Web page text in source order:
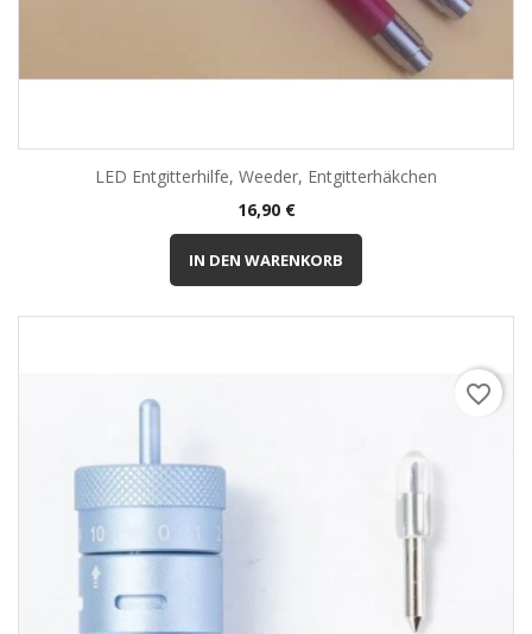
LED Entgitterhilfe, Weeder, Entgitterhäkchen
Preis
16,90 €
IN DEN WARENKORB
favorite_border